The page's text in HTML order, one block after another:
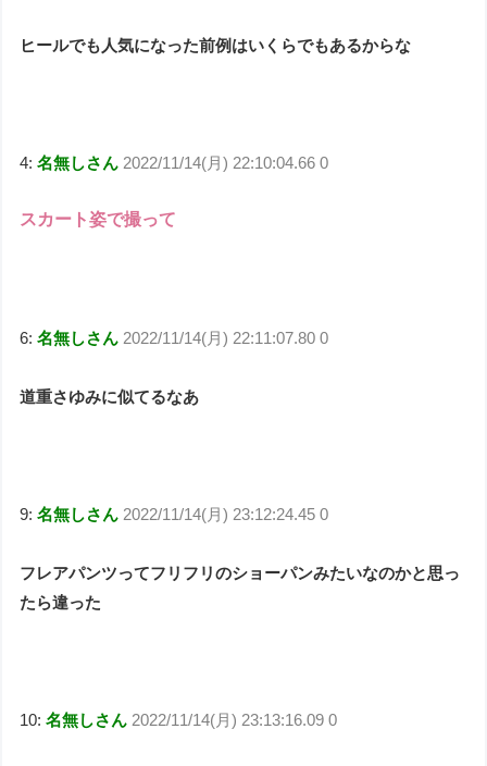
ヒールでも人気になった前例はいくらでもあるからな
4:名無しさん 2022/11/14(月) 22:10:04.66 0
スカート姿で撮って
6:名無しさん 2022/11/14(月) 22:11:07.80 0
道重さゆみに似てるなあ
9:名無しさん 2022/11/14(月) 23:12:24.45 0
フレアパンツってフリフリのショーパンみたいなのかと思っ
たら違った
10:名無しさん 2022/11/14(月) 23:13:16.09 0